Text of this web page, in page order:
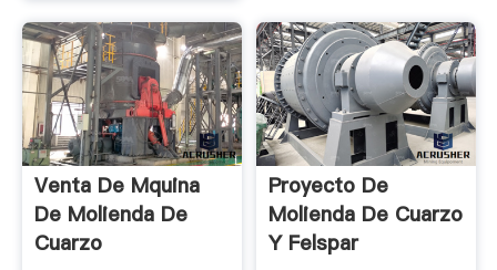
Venta De Mquina
De Molienda De
Cuarzo
Proyecto De
Molienda De Cuarzo
Y Felspar